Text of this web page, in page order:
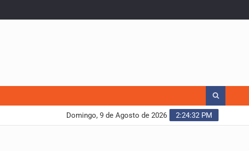
2:24:33 PM
Domingo, 9 de Agosto de 2026